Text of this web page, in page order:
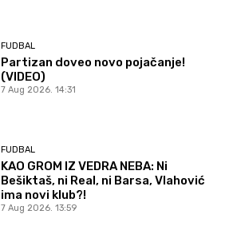
FUDBAL
Partizan doveo novo pojačanje!
(VIDEO)
7 Aug 2026. 14:31
FUDBAL
KAO GROM IZ VEDRA NEBA: Ni
Bešiktaš, ni Real, ni Barsa, Vlahović
ima novi klub?!
7 Aug 2026. 13:59